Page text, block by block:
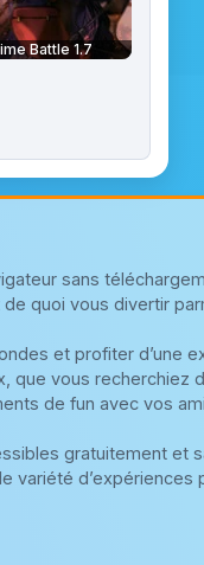
Battle 1.7
sans
quoi vous divertir
et profiter d’une
vous recherchiez
de fun avec vos
gratuitement et
variété